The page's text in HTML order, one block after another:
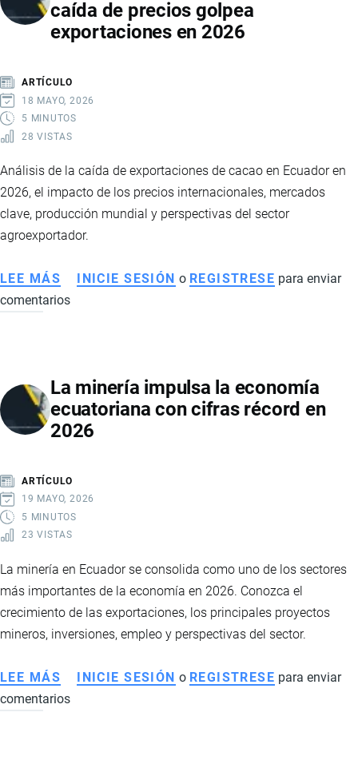
CRECE
CON
2025
Y
CONSOLIDA
caída de precios golpea
exportaciones en 2026
ARTÍCULO
18 MAYO, 2026
5 MINUTOS
28 VISTAS
Análisis de la caída de exportaciones de cacao en Ecuador en
2026, el impacto de los precios internacionales, mercados
clave, producción mundial y perspectivas del sector
agroexportador.
LEE MÁS SOBRE
EL
IMPULSO
TRAS
EL
CAÍDA
DE
PRECIOS
INICIE SESIÓN o REGISTRESE para enviar
comentarios
La minería impulsa la economía
ecuatoriana con cifras récord en
2026
ARTÍCULO
19 MAYO, 2026
5 MINUTOS
23 VISTAS
La minería en Ecuador se consolida como uno de los sectores
más importantes de la economía en 2026. Conozca el
crecimiento de las exportaciones, los principales proyectos
mineros, inversiones, empleo y perspectivas del sector.
LEE MÁS SOBRE
LA
INICIE SESIÓN o REGISTRESE para enviar
comentarios